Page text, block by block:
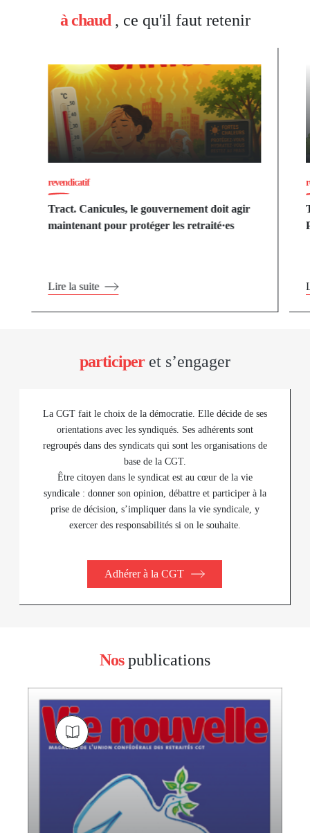
à chaud, ce qu'il faut retenir
revendicatif
Tract. Canicules, le gouvernement doit agir
maintenant pour protéger les retraité·es
Lire la suite
participeret s’engager
La CGT fait le choix de la démocratie. Elle décide de ses
orientations avec les syndiqués. Ses adhérents sont
regroupés dans des syndicats qui sont les organisations de
base de la CGT.
Être citoyen dans le syndicat est au cœur de la vie
syndicale : donner son opinion, débattre et participer à la
prise de décision, s’impliquer dans la vie syndicale, y
exercer des responsabilités si on le souhaite.
Adhérer à la CGT
block
Nospublications